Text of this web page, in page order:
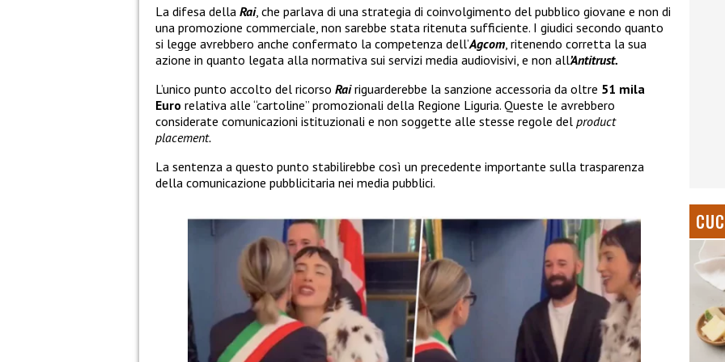
La difesa della Rai, che parlava di una strategia di coinvolgimento del pubblico giovane e non di
una promozione commerciale, non sarebbe stata ritenuta sufficiente. I giudici secondo quanto
si legge avrebbero anche confermato la competenza dell’Agcom, ritenendo corretta la sua
azione in quanto legata alla normativa sui servizi media audiovisivi, e non all’Antitrust.
L’unico punto accolto del ricorso Rairiguarderebbe la sanzione accessoria da oltre 51 mila
Euro relativa alle “cartoline” promozionali della Regione Liguria. Queste le avrebbero
considerate comunicazioni istituzionali e non soggette alle stesse regole del product
placement.
La sentenza a questo punto stabilirebbe così un precedente importante sulla trasparenza
della comunicazione pubblicitaria nei media pubblici.